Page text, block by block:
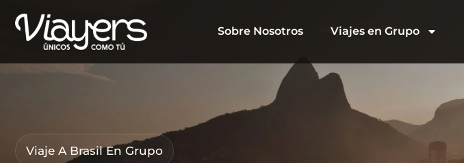
Sobre Nosotros Viajes en Grupo
Viaje A Brasil En Grupo